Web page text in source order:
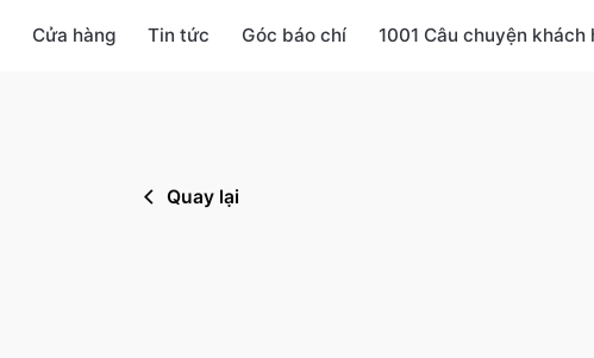
Cửa hàng Tin tức Góc báo chí 1001 Câu chuyện khách
Quay lại